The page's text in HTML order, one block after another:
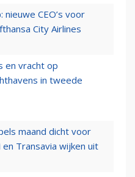
nieuwe CEO’s voor
City Airlines
en vracht op
in tweede
maand dicht voor
Transavia wijken uit